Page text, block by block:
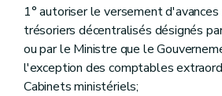
1° autoriser le versement
trésoriers décentralisés désignés
ou par le Ministre que le
l'exception des comptables
Cabinets ministériels;